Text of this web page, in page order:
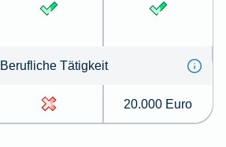
Berufliche Tätigkeit
20.000 Euro